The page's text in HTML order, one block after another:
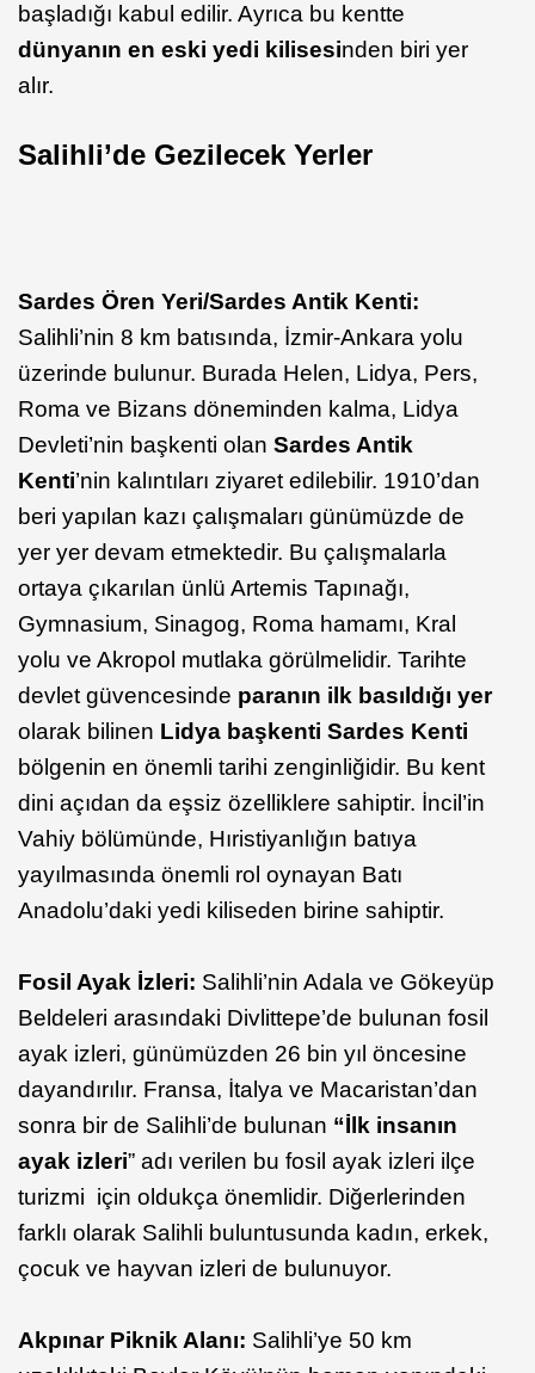
başladığı kabul edilir. Ayrıca bu kentte
dünyanın en eski yedi kilisesinden biri yer
alır.
Salihli’de Gezilecek Yerler
Sardes Ören Yeri/Sardes Antik Kenti:
Salihli’nin 8 km batısında, İzmir-Ankara yolu
üzerinde bulunur. Burada Helen, Lidya, Pers,
Roma ve Bizans döneminden kalma, Lidya
Devleti’nin başkenti olan Sardes Antik
Kenti’nin kalıntıları ziyaret edilebilir. 1910’dan
beri yapılan kazı çalışmaları günümüzde de
yer yer devam etmektedir. Bu çalışmalarla
ortaya çıkarılan ünlü Artemis Tapınağı,
Gymnasium, Sinagog, Roma hamamı, Kral
yolu ve Akropol mutlaka görülmelidir. Tarihte
devlet güvencesinde paranın ilk basıldığı yer
olarak bilinen Lidya başkenti Sardes Kenti
bölgenin en önemli tarihi zenginliğidir. Bu kent
dini açıdan da eşsiz özelliklere sahiptir. İncil’in
Vahiy bölümünde, Hıristiyanlığın batıya
yayılmasında önemli rol oynayan Batı
Anadolu’daki yedi kiliseden birine sahiptir.
Fosil Ayak İzleri: Salihli’nin Adala ve Gökeyüp
Beldeleri arasındaki Divlittepe’de bulunan fosil
ayak izleri, günümüzden 26 bin yıl öncesine
dayandırılır. Fransa, İtalya ve Macaristan’dan
sonra bir de Salihli’de bulunan “İlk insanın
ayak izleri” adı verilen bu fosil ayak izleri ilçe
turizmi için oldukça önemlidir. Diğerlerinden
farklı olarak Salihli buluntusunda kadın, erkek,
çocuk ve hayvan izleri de bulunuyor.
Akpınar Piknik Alanı: Salihli’ye 50 km